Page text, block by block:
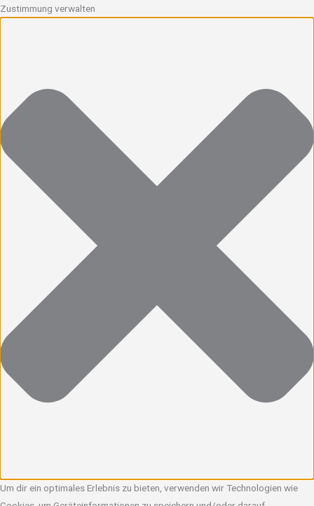
Zustimmung verwalten
Um dir ein optimales Erlebnis zu bieten, verwenden wir Technologien wie